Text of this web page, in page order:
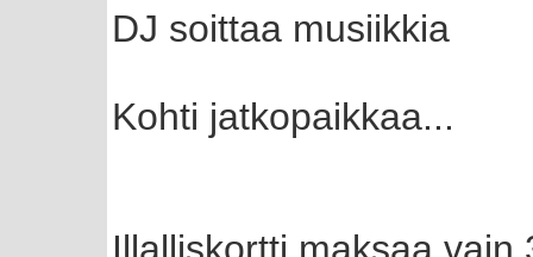
DJ soittaa musiikkia
Kohti jatkopaikkaa...
Illalliskortti maksaa vain